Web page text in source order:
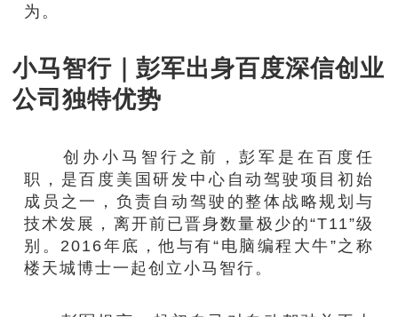
为。
小马智行｜彭军出身百度深信创业
公司独特优势
创办小马智行之前，彭军是在百度任
职，是百度美国研发中心自动驾驶项目初始
成员之一，负责自动驾驶的整体战略规划与
技术发展，离开前已晋身数量极少的“T11”级
别。2016年底，他与有“电脑编程大牛”之称
楼天城博士一起创立小马智行。